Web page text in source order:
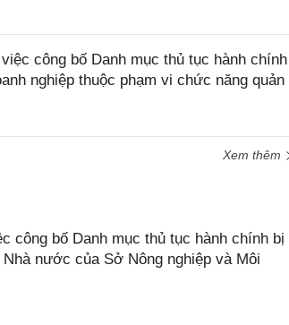
công bố Danh mục thủ tục hành chính
nghiệp thuộc phạm vi chức năng quản
Xem thêm
công bố Danh mục thủ tục hành chính bị
nước của Sở Nông nghiệp và Môi